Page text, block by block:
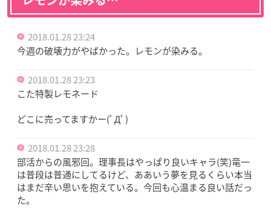
2018.01.28 23:24
今週の破壊力がやばかった。レモンが染みる。
2018.01.28 23:23
こた特製レモネード
どこに売ってますかー(ﾟДﾟ)
2018.01.28 23:28
部活からの風邪回。理事長はやっぱり良いキャラ(笑)竜一
は普段は普通にしてるけど、ああいう夢を見るくらい本当
はまだ辛い思いを抱えている。今回も心温まる良い話だっ
た。